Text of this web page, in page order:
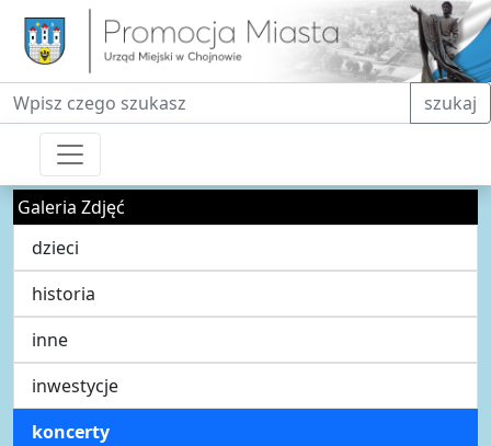
Fraza do wyszukiwania szukaj
Galeria Zdjęć
dzieci
historia
inne
inwestycje
koncerty